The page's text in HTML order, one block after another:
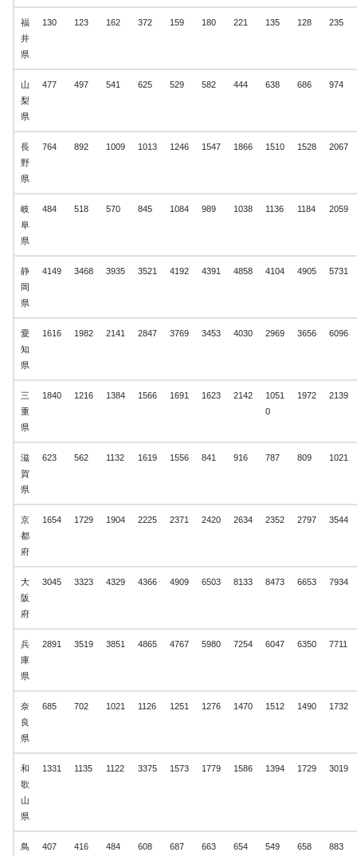
福
井
県
130 123 162 372 159 180 221 135 128 235
山
梨
県
477 497 541 625 529 582 444 638 686 974
長
野
県
764 892 1009 1013 1246 1547 1866 1510 1528 2067
岐
阜
県
484 518 570 845 1084 989 1038 1136 1184 2059
静
岡
県
4149 3468 3935 3521 4192 4391 4858 4104 4905 5731
愛
知
県
1616 1982 2141 2847 3769 3453 4030 2969 3656 6096
三
重
県
1840 1216 1384 1566 1691 1623 2142
1051
0
1972 2139
滋
賀
県
623 562 1132 1619 1556 841 916 787 809 1021
京
都
府
1654 1729 1904 2225 2371 2420 2634 2352 2797 3544
大
阪
府
3045 3323 4329 4366 4909 6503 8133 8473 6653 7934
兵
庫
県
2891 3519 3851 4865 4767 5980 7254 6047 6350 7711
奈
良
県
685 702 1021 1126 1251 1276 1470 1512 1490 1732
和
歌
山
県
1331 1135 1122 3375 1573 1779 1586 1394 1729 3019
鳥
407 416 484 608 687 663 654 549 658 883